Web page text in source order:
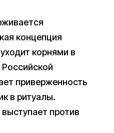
концепция
корнями в
приверженность
в ритуалы.
против